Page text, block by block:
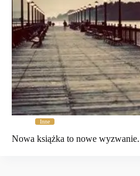
Inne
Nowa książka to nowe wyzwanie.